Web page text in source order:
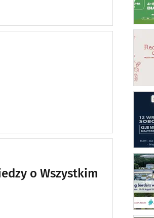
o Wszystkim